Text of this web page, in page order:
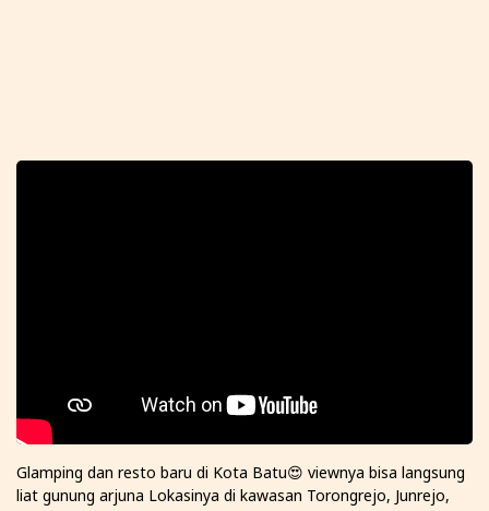
Glamping dan resto baru di Kota Batu😍 viewnya bisa langsung
liat gunung arjuna Lokasinya di kawasan Torongrejo, Junrejo,